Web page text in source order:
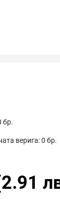
бр.
верига:0 бр.
2.91